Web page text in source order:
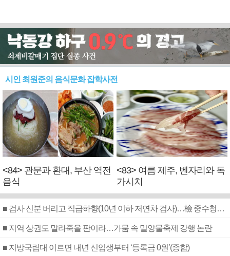
시인 최원준의 음식문화 잡학사전
<84> 관문과 환대, 부산 역전
음식
<83> 여름 제주, 벤자리와 독
가시치
■ 검사 신분 버리고 직급하향(10년 이하 저연차 검사)…檢 중수청행 기피
■ 지역 상권도 말라죽을 판이라…가뭄 속 밀양물축제 강행 논란
■ 지방국립대 이르면 내년 신입생부터 ‘등록금 0원’(종합)